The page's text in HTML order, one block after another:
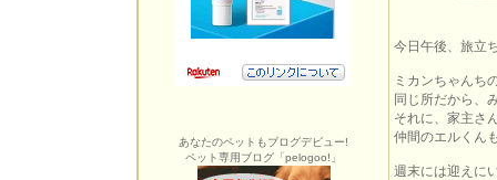
あなたのペットもブログデビュー!
ペット専用ブログ「pelogoo!」
今日午後、旅立
ミカンちゃんち
同じ所だから、
それに、家主さ
仲間のエルくん
週末には迎えに